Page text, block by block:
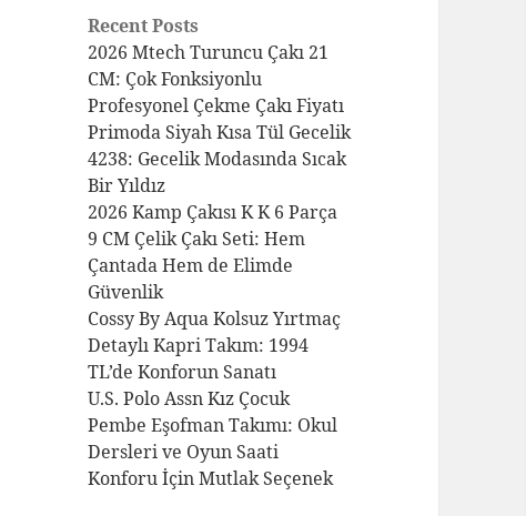
Recent Posts
2026 Mtech Turuncu Çakı 21
CM: Çok Fonksiyonlu
Profesyonel Çekme Çakı Fiyatı
Primoda Siyah Kısa Tül Gecelik
4238: Gecelik Modasında Sıcak
Bir Yıldız
2026 Kamp Çakısı K K 6 Parça
9 CM Çelik Çakı Seti: Hem
Çantada Hem de Elimde
Güvenlik
Cossy By Aqua Kolsuz Yırtmaç
Detaylı Kapri Takım: 1994
TL’de Konforun Sanatı
U.S. Polo Assn Kız Çocuk
Pembe Eşofman Takımı: Okul
Dersleri ve Oyun Saati
Konforu İçin Mutlak Seçenek